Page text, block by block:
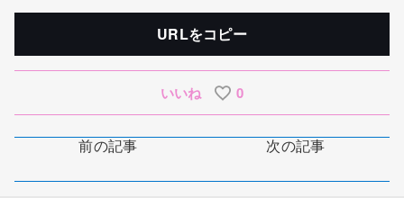
URLをコピー
いいね 0
前の記事 次の記事